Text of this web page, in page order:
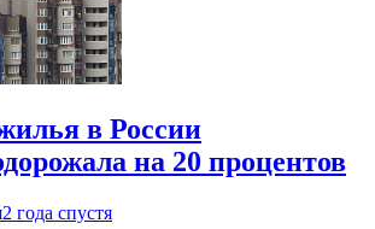
в России
на 20 процентов
2 года спустя